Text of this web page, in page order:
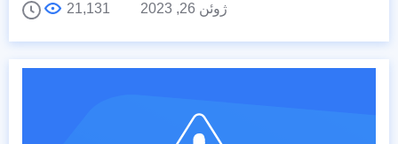
ژوئن 26, 2023
21,131